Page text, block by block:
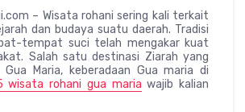
– Wisata rohani sering kali terkait
dan budaya suatu daerah. Tradisi
tempat suci telah mengakar kuat
Salah satu destinasi Ziarah yang
Gua Maria, keberadaan Gua maria di
wisata rohani gua maria wajib kalian